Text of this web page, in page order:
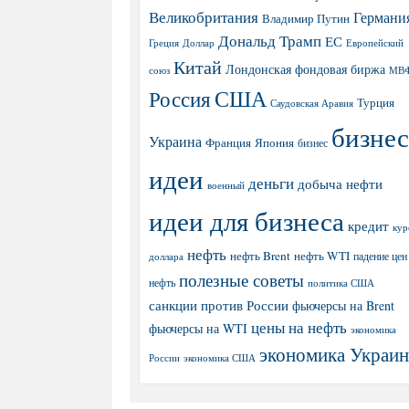
Великобритания Владимир Путин
Греция Доллар Дональд Трамп ЕС Европейский
союз Китай Лондонская фондовая биржа
РоссияСША Саудовская Аравия Турция
Украина Франция Япония бизнес бизнес
идеи военный деньги добыча нефти
идеи для бизнеса кредит
доллара нефть нефть Brent нефть WTI падение
нефть полезные советы политика США
санкции против России фьючерсы на Brent
фьючерсы на WTI цены на нефть экономика
России экономика США экономика